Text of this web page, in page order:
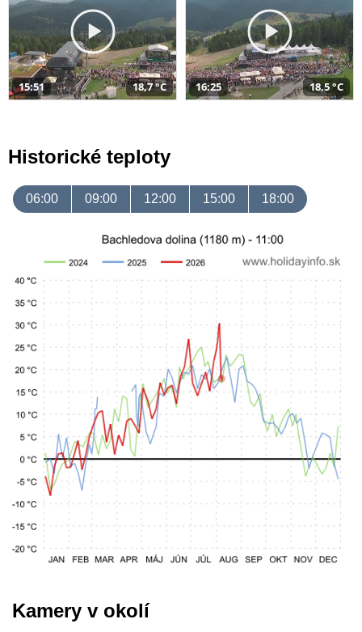
15:51 18,7 °C 16:25 18,5 °C
Historické teploty
06:00 09:00 12:00 15:00 18:00
Kamery v okolí